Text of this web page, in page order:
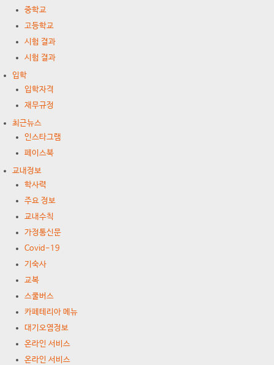
중학교
고등학교
시험 결과
시험 결과
입학
입학자격
재무규정
최근뉴스
인스타그램
페이스북
교내정보
학사력
주요 정보
교내수칙
가정통신문
Covid-19
기숙사
교복
스쿨버스
카페테리아 메뉴
대기오염정보
온라인 서비스
온라인 서비스